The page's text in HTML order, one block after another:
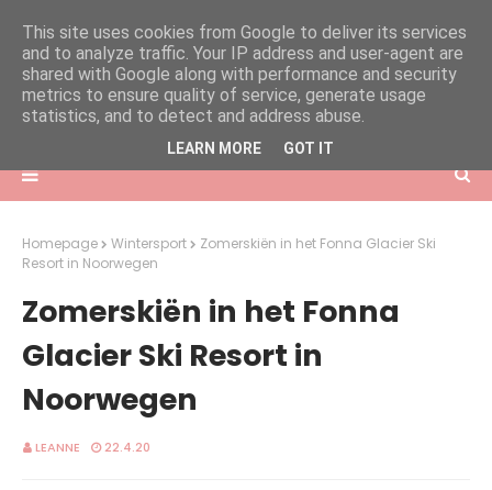
Homepage Wintersport
Zomerskiën in het Fonna Glacier Ski
Resort in Noorwegen
Zomerskiën in het Fonna
Glacier Ski Resort in
Noorwegen
LEANNE 22.4.20
This site uses cookies from Google to deliver its services
and to analyze traffic. Your IP address and user-agent are
shared with Google along with performance and security
metrics to ensure quality of service, generate usage
statistics, and to detect and address abuse.
LEARN MORE GOT IT